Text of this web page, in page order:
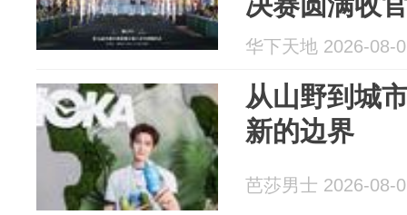
华下天地 2026-08-
从山野到城
新的边界
芭莎男士 2026-08-